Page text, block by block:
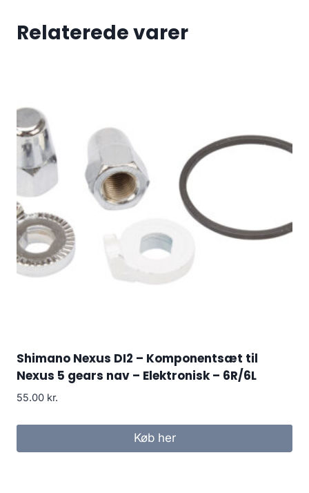
Relaterede varer
Shimano Nexus DI2 – Komponentsæt til
Nexus 5 gears nav – Elektronisk – 6R/6L
55.00 kr.
Køb her